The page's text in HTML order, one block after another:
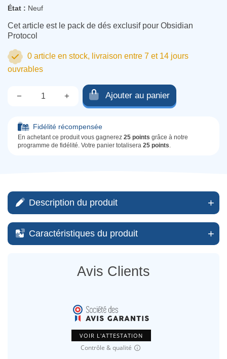
État : Neuf
Cet article est le pack de dés exclusif pour Obsidian
Protocol
0 article en stock, livraison entre 7 et 14 jours
ouvrables
− + Ajouter au panier
Fidélité récompensée
En achetant ce produit vous gagnerez 25 points grâce à notre
programme de fidélité. Votre panier totalisera 25 points.
Description du produit
Caractéristiques du produit
Avis Clients
VOIR L'ATTESTATION
Contrôle & qualité